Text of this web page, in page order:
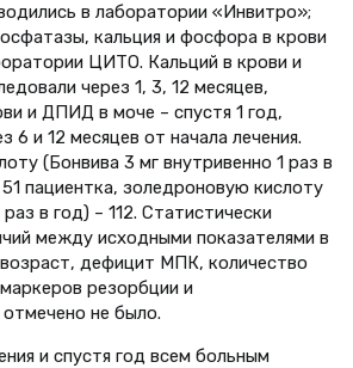
в лаборатории «Инвитро»;
кальция и фосфора в крови
ЦИТО. Кальций в крови и
через 1, 3, 12 месяцев,
и ДПИД в моче – спустя 1 год,
6 и 12 месяцев от начала лечения.
(Бонвива 3 мг внутривенно 1 раз в
пациентка, золедроновую кислоту
в год) – 112. Статистически
между исходными показателями в
возраст, дефицит МПК, количество
резорбции и
не было.
и спустя год всем больным